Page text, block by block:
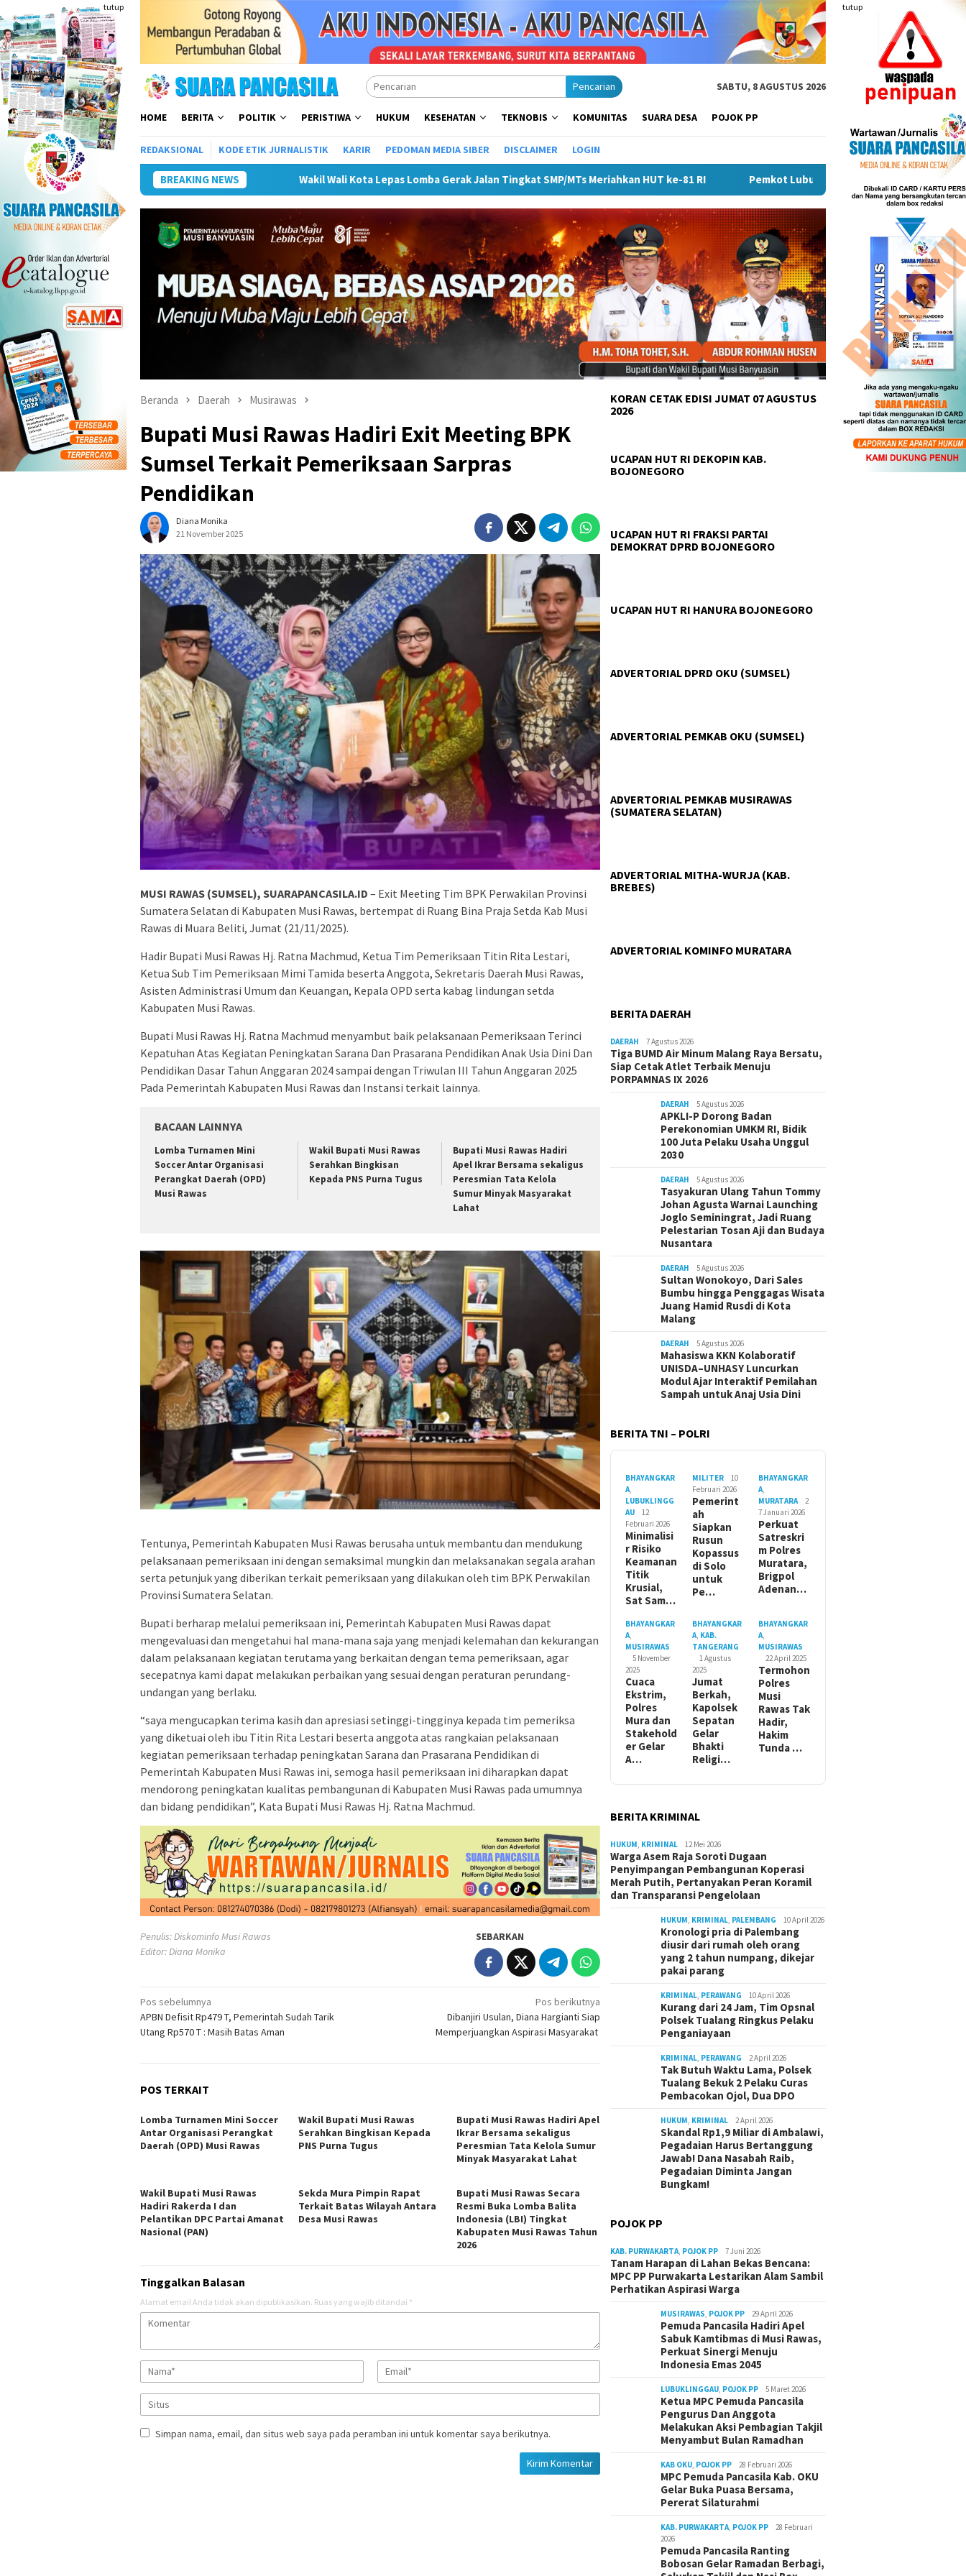
ke
konten
tutup tutup
Pencarian SABTU, 8 AGUSTUS 2026
HOME BERITA POLITIK PERISTIWA HUKUM KESEHATAN TEKNOBIS KOMUNITAS SUARA DESA POJOK PP
REDAKSIONAL KODE ETIK JURNALISTIK KARIR PEDOMAN MEDIA SIBER DISCLAIMER LOGIN
BREAKING NEWS
Wakil Wali Kota Lepas Lomba Gerak Jalan Tingkat SMP/MTs Meriahkan HUT ke-81 RI Pemkot Lubuk Linggau Sosialisasikan Tanda Tangan Elektronik
Beranda Daerah Musirawas
Bupati Musi Rawas Hadiri Exit Meeting BPK
Sumsel Terkait Pemeriksaan Sarpras
Pendidikan
Diana Monika
21 November 2025
MUSI RAWAS (SUMSEL), SUARAPANCASILA.ID – Exit Meeting Tim BPK Perwakilan Provinsi
Sumatera Selatan di Kabupaten Musi Rawas, bertempat di Ruang Bina Praja Setda Kab Musi
Rawas di Muara Beliti, Jumat (21/11/2025).
Hadir Bupati Musi Rawas Hj. Ratna Machmud, Ketua Tim Pemeriksaan Titin Rita Lestari,
Ketua Sub Tim Pemeriksaan Mimi Tamida beserta Anggota, Sekretaris Daerah Musi Rawas,
Asisten Administrasi Umum dan Keuangan, Kepala OPD serta kabag lindungan setda
Kabupaten Musi Rawas.
Bupati Musi Rawas Hj. Ratna Machmud menyambut baik pelaksanaan Pemeriksaan Terinci
Kepatuhan Atas Kegiatan Peningkatan Sarana Dan Prasarana Pendidikan Anak Usia Dini Dan
Pendidikan Dasar Tahun Anggaran 2024 sampai dengan Triwulan III Tahun Anggaran 2025
Pada Pemerintah Kabupaten Musi Rawas dan Instansi terkait lainnya.
BACAAN LAINNYA
Lomba Turnamen Mini
Soccer Antar Organisasi
Perangkat Daerah (OPD)
Musi Rawas
Wakil Bupati Musi Rawas
Serahkan Bingkisan
Kepada PNS Purna Tugus
Bupati Musi Rawas Hadiri
Apel Ikrar Bersama sekaligus
Peresmian Tata Kelola
Sumur Minyak Masyarakat
Lahat
Tentunya, Pemerintah Kabupaten Musi Rawas berusaha untuk membantu dan mendukung
pelaksanaan pemeriksaan ini dengan semaksimal mungkin dan melaksanakan segala arahan
serta petunjuk yang diberikan terkait pemeriksaan yang dilakukan oleh tim BPK Perwakilan
Provinsi Sumatera Selatan.
Bupati berharap melalui pemeriksaan ini, Pemerintah Kabupaten Musi Rawas dapat
mengevaluasi dan mengetahui hal mana-mana saja yang menjadi kelemahan dan kekurangan
dalam pelaksanaan kegiatan terutama yang berkaitan dengan tema pemeriksaan, agar
secepatnya kami dapat melakukan perbaikan yang sesuai dengan peraturan perundang-
undangan yang berlaku.
“saya mengucapkan terima kasih dan apresiasi setinggi-tingginya kepada tim pemeriksa
yang diketuai oleh ibu Titin Rita Lestari beserta anggota atas rangkaian pelaksanaan
kegiatan pemeriksaan terhadap peningkatan Sarana dan Prasarana Pendidikan di
Pemerintah Kabupaten Musi Rawas ini, semoga hasil pemeriksaan ini diharapkan dapat
mendorong peningkatan kualitas pembangunan di Kabupaten Musi Rawas pada umumnya
dan bidang pendidikan”, Kata Bupati Musi Rawas Hj. Ratna Machmud.
Penulis: Diskominfo Musi Rawas
Editor: Diana Monika
SEBARKAN
Navigasi
pos
Pos sebelumnya
APBN Defisit Rp479 T, Pemerintah Sudah Tarik
Utang Rp570 T : Masih Batas Aman
Pos berikutnya
Dibanjiri Usulan, Diana Hargianti Siap
Memperjuangkan Aspirasi Masyarakat
POS TERKAIT
Lomba Turnamen Mini Soccer
Antar Organisasi Perangkat
Daerah (OPD) Musi Rawas
Wakil Bupati Musi Rawas
Serahkan Bingkisan Kepada
PNS Purna Tugus
Bupati Musi Rawas Hadiri Apel
Ikrar Bersama sekaligus
Peresmian Tata Kelola Sumur
Minyak Masyarakat Lahat
Wakil Bupati Musi Rawas
Hadiri Rakerda I dan
Pelantikan DPC Partai Amanat
Nasional (PAN)
Sekda Mura Pimpin Rapat
Terkait Batas Wilayah Antara
Desa Musi Rawas
Bupati Musi Rawas Secara
Resmi Buka Lomba Balita
Indonesia (LBI) Tingkat
Kabupaten Musi Rawas Tahun
2026
Tinggalkan Balasan
Alamat email Anda tidak akan dipublikasikan. Ruas yang wajib ditandai *
Simpan nama, email, dan situs web saya pada peramban ini untuk komentar saya berikutnya.
KORAN CETAK EDISI JUMAT 07 AGUSTUS
2026
UCAPAN HUT RI DEKOPIN KAB.
BOJONEGORO
UCAPAN HUT RI FRAKSI PARTAI
DEMOKRAT DPRD BOJONEGORO
UCAPAN HUT RI HANURA BOJONEGORO
ADVERTORIAL DPRD OKU (SUMSEL)
ADVERTORIAL PEMKAB OKU (SUMSEL)
ADVERTORIAL PEMKAB MUSIRAWAS
(SUMATERA SELATAN)
ADVERTORIAL MITHA-WURJA (KAB.
BREBES)
ADVERTORIAL KOMINFO MURATARA
BERITA DAERAH
DAERAH 7 Agustus 2026
Tiga BUMD Air Minum Malang Raya Bersatu,
Siap Cetak Atlet Terbaik Menuju
PORPAMNAS IX 2026
DAERAH 5 Agustus 2026
APKLI-P Dorong Badan
Perekonomian UMKM RI, Bidik
100 Juta Pelaku Usaha Unggul
2030
DAERAH 5 Agustus 2026
Tasyakuran Ulang Tahun Tommy
Johan Agusta Warnai Launching
Joglo Seminingrat, Jadi Ruang
Pelestarian Tosan Aji dan Budaya
Nusantara
DAERAH 5 Agustus 2026
Sultan Wonokoyo, Dari Sales
Bumbu hingga Penggagas Wisata
Juang Hamid Rusdi di Kota
Malang
DAERAH 5 Agustus 2026
Mahasiswa KKN Kolaboratif
UNISDA–UNHASY Luncurkan
Modul Ajar Interaktif Pemilahan
Sampah untuk Anaj Usia Dini
BERITA TNI – POLRI
BHAYANGKAR
A,
LUBUKLINGG
AU
12
Februari 2026
Minimalisi
r Risiko
Keamanan
Titik
Krusial,
Sat Sam…
MILITER
10
Februari 2026
Pemerint
ah
Siapkan
Rusun
Kopassus
di Solo
untuk
Pe…
BHAYANGKAR
A,
MURATARA
2
7 Januari 2026
Perkuat
Satreskri
m Polres
Muratara,
Brigpol
Adenan…
BHAYANGKAR
A,
MUSIRAWAS
5 November
2025
Cuaca
Ekstrim,
Polres
Mura dan
Stakehold
er Gelar
A…
BHAYANGKAR
A, KAB.
TANGERANG
1 Agustus
2025
Jumat
Berkah,
Kapolsek
Sepatan
Gelar
Bhakti
Religi…
BHAYANGKAR
A,
MUSIRAWAS
22 April 2025
Termohon
Polres
Musi
Rawas Tak
Hadir,
Hakim
Tunda …
BERITA KRIMINAL
HUKUM, KRIMINAL 12 Mei 2026
Warga Asem Raja Soroti Dugaan
Penyimpangan Pembangunan Koperasi
Merah Putih, Pertanyakan Peran Koramil
dan Transparansi Pengelolaan
HUKUM, KRIMINAL, PALEMBANG 10 April 2026
Kronologi pria di Palembang
diusir dari rumah oleh orang
yang 2 tahun numpang, dikejar
pakai parang
KRIMINAL, PERAWANG 10 April 2026
Kurang dari 24 Jam, Tim Opsnal
Polsek Tualang Ringkus Pelaku
Penganiayaan
KRIMINAL, PERAWANG 2 April 2026
Tak Butuh Waktu Lama, Polsek
Tualang Bekuk 2 Pelaku Curas
Pembacokan Ojol, Dua DPO
HUKUM, KRIMINAL 2 April 2026
Skandal Rp1,9 Miliar di Ambalawi,
Pegadaian Harus Bertanggung
Jawab! Dana Nasabah Raib,
Pegadaian Diminta Jangan
Bungkam!
POJOK PP
KAB. PURWAKARTA, POJOK PP 7 Juni 2026
Tanam Harapan di Lahan Bekas Bencana:
MPC PP Purwakarta Lestarikan Alam Sambil
Perhatikan Aspirasi Warga
MUSIRAWAS, POJOK PP 29 April 2026
Pemuda Pancasila Hadiri Apel
Sabuk Kamtibmas di Musi Rawas,
Perkuat Sinergi Menuju
Indonesia Emas 2045
LUBUKLINGGAU, POJOK PP 5 Maret 2026
Ketua MPC Pemuda Pancasila
Pengurus Dan Anggota
Melakukan Aksi Pembagian Takjil
Menyambut Bulan Ramadhan
KAB OKU, POJOK PP 28 Februari 2026
MPC Pemuda Pancasila Kab. OKU
Gelar Buka Puasa Bersama,
Pererat Silaturahmi
KAB. PURWAKARTA, POJOK PP
28 Februari
2026
Pemuda Pancasila Ranting
Bobosan Gelar Ramadan Berbagi,